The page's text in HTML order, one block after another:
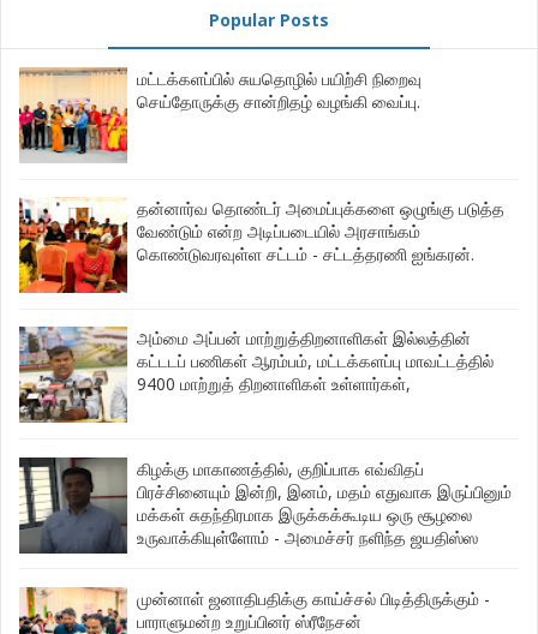
Popular Posts
மட்டக்களப்பில் சுயதொழில் பயிற்சி நிறைவு
செய்தோருக்கு சான்றிதழ் வழங்கி வைப்பு.
தன்னார்வ தொண்டர் அமைப்புக்களை ஒழுங்கு படுத்த
வேண்டும் என்ற அடிப்படையில் அரசாங்கம்
கொண்டுவரவுள்ள சட்டம் - சட்டத்தரணி ஐங்கரன்.
அம்மை அப்பன் மாற்றுத்திறனாளிகள் இல்லத்தின்
கட்டடப் பணிகள் ஆரம்பம், மட்டக்களப்பு மாவட்டத்தில்
9400 மாற்றுத் திறனாளிகள் உள்ளார்கள்,
கிழக்கு மாகாணத்தில், குறிப்பாக எவ்விதப்
பிரச்சினையும் இன்றி, இனம், மதம் எதுவாக இருப்பினும்
மக்கள் சுதந்திரமாக இருக்கக்கூடிய ஒரு சூழலை
உருவாக்கியுள்ளோம் - அமைச்சர் நளிந்த ஜயதிஸ்ஸ
முன்னாள் ஜனாதிபதிக்கு காய்ச்சல் பிடித்திருக்கும் -
பாராளுமன்ற உறுப்பினர் ஸ்ரீநேசன்